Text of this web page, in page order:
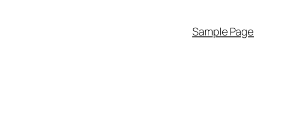
Sample Page